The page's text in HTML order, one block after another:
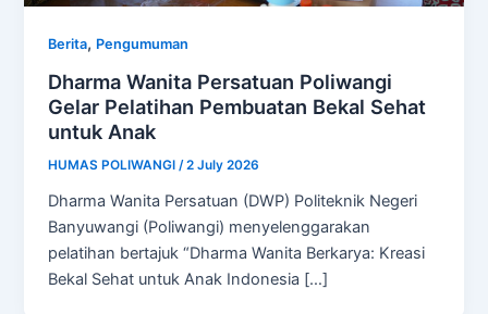
Berita, Pengumuman
Dharma Wanita Persatuan Poliwangi
Gelar Pelatihan Pembuatan Bekal Sehat
untuk Anak
HUMAS POLIWANGI /2 July 2026
Dharma Wanita Persatuan (DWP) Politeknik Negeri
Banyuwangi (Poliwangi) menyelenggarakan
pelatihan bertajuk “Dharma Wanita Berkarya: Kreasi
Bekal Sehat untuk Anak Indonesia […]